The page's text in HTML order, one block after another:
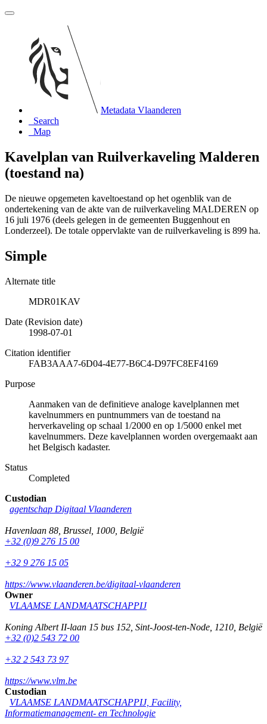
Metadata Vlaanderen
Search
Map
Kavelplan van Ruilverkaveling Malderen
(toestand na)
De nieuwe opgemeten kaveltoestand op het ogenblik van de
ondertekening van de akte van de ruilverkaveling MALDEREN op
16 juli 1976 (deels gelegen in de gemeenten Buggenhout en
Londerzeel). De totale oppervlakte van de ruilverkaveling is 899 ha.
Simple
Alternate title
MDR01KAV
Date (Revision date)
1998-07-01
Citation identifier
FAB3AAA7-6D04-4E77-B6C4-D97FC8EF4169
Purpose
Aanmaken van de definitieve analoge kavelplannen met
kavelnummers en puntnummers van de toestand na
herverkaveling op schaal 1/2000 en op 1/5000 enkel met
kavelnummers. Deze kavelplannen worden overgemaakt aan
het Belgisch kadaster.
Status
Completed
Custodian
agentschap Digitaal Vlaanderen
Havenlaan 88 Brussel 1000 België
+32 (0)9 276 15 00
+32 9 276 15 05
https://www.vlaanderen.be/digitaal-vlaanderen
Owner
VLAAMSE LANDMAATSCHAPPIJ
Koning Albert II-laan 15 bus 152 Sint-Joost-ten-Node 1210 België
+32 (0)2 543 72 00
+32 2 543 73 97
https://www.vlm.be
Custodian
VLAAMSE LANDMAATSCHAPPIJ, Facility,
Informatiemanagement- en Technologie